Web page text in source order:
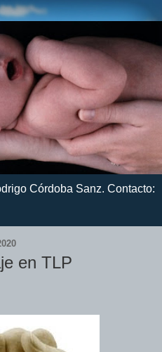
Córdoba Sanz. Contacto:
en TLP